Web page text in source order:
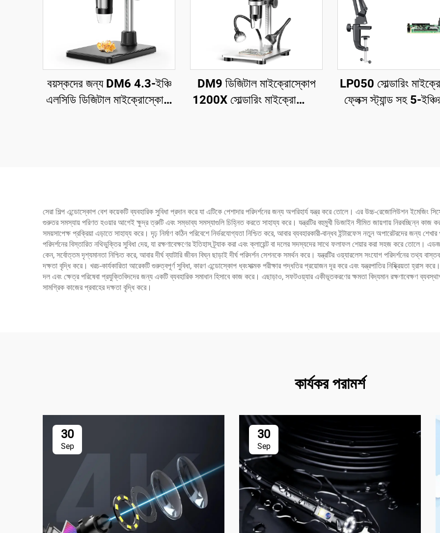
বয়স্কদের জন্য DM6 4.3-ইঞ্চি
এলসিডি ডিজিটাল মাইক্রোস্কোপ,
DM9 ডিজিটাল মাইক্রোস্কোপ
1200X সোল্ডারিং মাইক্রোস্কোপ
LP050 সোল্ডারিং
ফ্লেক্স স্ট্যান্ড সহ 5-
সেরা শিল্প এন্ডোস্কোপ বেশ কয়েকটি ব্যবহারিক সুবিধা প্রদান করে যা এটিকে পেশাদার পরিদর্শনের জন্য অপরিহার্য যন্ত্র করে তোলে। এর উচ্চ-রেজোলিউশন ইমেজিং
গুরুতর সমস্যায় পরিণত হওয়ার আগেই ক্ষুদ্র ত্রুটি এবং সম্ভাব্য সমস্যাগুলি চিহ্নিত করতে সাহায্য করে। যন্ত্রটির বহুমুখী ডিজাইন সীমিত জায়গায় নিরবচ্ছিন্ন কাজ
সময়সাপেক্ষ প্রক্রিয়া এড়াতে সাহায্য করে। দৃঢ় নির্মাণ কঠিন পরিবেশে নির্ভরযোগ্যতা নিশ্চিত করে, আবার ব্যবহারকারী-বান্ধব ইন্টারফেস নতুন অপারেটরদের জন্য
পরিদর্শনের বিস্তারিত নথিভুক্তির সুবিধা দেয়, যা রক্ষণাবেক্ষণের ইতিহাস ট্র্যাক করা এবং ক্লায়েন্ট বা দলের সদস্যদের সাথে ফলাফল শেয়ার করা সহজ করে
কেন, সর্বোত্তম দৃশ্যমানতা নিশ্চিত করে, আবার দীর্ঘ ব্যাটারি জীবন বিঘ্ন ছাড়াই দীর্ঘ পরিদর্শন সেশনকে সমর্থন করে। যন্ত্রটির ওয়্যারলেস সংযোগ পরিদর্শনের তথ্য
দক্ষতা বৃদ্ধি করে। খরচ-কার্যকারিতা আরেকটি গুরুত্বপূর্ণ সুবিধা, কারণ এন্ডোস্কোপ ধ্বংসাত্মক পরীক্ষার পদ্ধতির প্রয়োজন দূর করে এবং যন্ত্রপাতির নিষ্ক্রিয়তা হ্রাস
দল এবং ক্ষেত্র পরিষেবা প্রযুক্তিবিদদের জন্য একটি ব্যবহারিক সমাধান হিসাবে কাজ করে। এছাড়াও, সফটওয়্যার একীভূতকরণের ক্ষমতা বিদ্যমান রক্ষণাবেক্ষণ
সামগ্রিক কাজের প্রবাহের দক্ষতা বৃদ্ধি করে।
কার্যকর পরামর্শ
30
Sep
30
Sep